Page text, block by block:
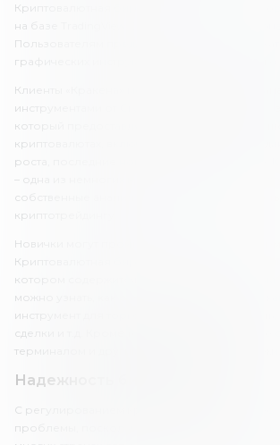
Криптовалютная биржа Kraken использует
на базе TradingView. Это удобная и
Пользователям предлагают более 30
графических инструментов для технического
Клиенты «Кракена» могут воспользоваться
инструментами от Cryptowatch. Cryptowatch –
который предоставляет огромное
криптовалютах, включая фундаментальные
роста, последние новости и многое другое.
– одна из немногих криптобирж, которая
собственные аналитические видео и подкасты
криптотрейдингу.
Новички могут пройти обучение на
Криптовалютная биржа предлагает
котором содержится вся основная
можно узнать, как работают криптовалюты,
инструмент для торговли, как анализировать,
сделки и т.д. Кроме того, есть гайд по работе
терминалом и другими инструментами биржи.
Надежность биржи «Кракен»
С регулированием криптовалютных бирж
проблемы, поскольку законодательство по